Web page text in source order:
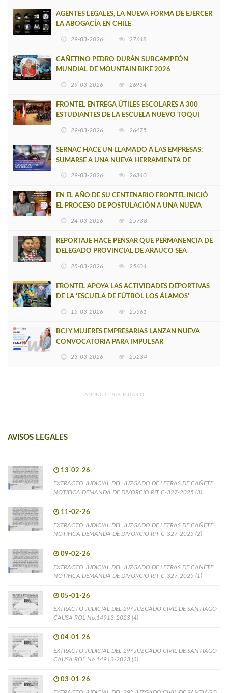
AGENTES LEGALES, LA NUEVA FORMA DE EJERCER
LA ABOGACÍA EN CHILE
29-03-2026 27648
CAÑETINO PEDRO DURÁN SUBCAMPEÓN
MUNDIAL DE MOUNTAIN BIKE 2026
29-03-2026 26934
FRONTEL ENTREGA ÚTILES ESCOLARES A 300
ESTUDIANTES DE LA ESCUELA NUEVO TOQUI
29-03-2026 26475
SERNAC HACE UN LLAMADO A LAS EMPRESAS:
SUMARSE A UNA NUEVA HERRAMIENTA DE
29-03-2026 26340
EN EL AÑO DE SU CENTENARIO FRONTEL INICIÓ
EL PROCESO DE POSTULACIÓN A UNA NUEVA
24-03-2026 25738
REPORTAJE HACE PENSAR QUE PERMANENCIA DE
DELEGADO PROVINCIAL DE ARAUCO SEA
28-03-2026 25604
FRONTEL APOYA LAS ACTIVIDADES DEPORTIVAS
DE LA 'ESCUELA DE FÚTBOL LOS ÁLAMOS'
15-03-2026 25561
BCI Y MUJERES EMPRESARIAS LANZAN NUEVA
CONVOCATORIA PARA IMPULSAR
23-03-2026 25234
ANUNCIO PUBLICITARIO
AVISOS LEGALES
13-02-26
EXTRACTO JUDICIAL DEL JUZGADO DE LETRAS DE CAÑETE
NOTIFICA DEMANDA DE DIVORCIO RIT C-327-2025 (3)
11-02-26
EXTRACTO JUDICIAL DEL JUZGADO DE LETRAS DE CAÑETE
NOTIFICA DEMANDA DE DIVORCIO RIT C-327-2025 (2)
09-02-26
EXTRACTO JUDICIAL DEL JUZGADO DE LETRAS DE CAÑETE
NOTIFICA DEMANDA DE DIVORCIO RIT C-327-2025 (1)
05-01-26
EXTRACTO JUDICIAL DEL 29° JUZGADO CIVIL DE SANTIAGO
CAUSA ROL No.14913-2023 (4)
04-01-26
EXTRACTO JUDICIAL DEL 29° JUZGADO CIVIL DE SANTIAGO
CAUSA ROL No.14913-2023 (3)
03-01-26